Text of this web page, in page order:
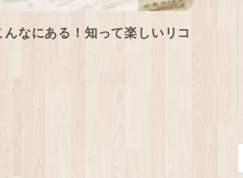
なにある！知って楽しいリコ